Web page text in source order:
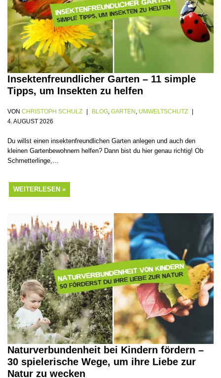
Insektenfreundlicher Garten – 11 simple
Tipps, um Insekten zu helfen
VON CHRISTOPH SCHULZ BLOG GARTEN
UMWELTSCHUTZ
4. AUGUST 2026
Du willst einen insektenfreundlichen Garten anlegen und auch den
kleinen Gartenbewohnern helfen? Dann bist du hier genau richtig! Ob
Schmetterlinge,…
WEITERLESEN »
Naturverbundenheit bei Kindern fördern –
30 spielerische Wege, um ihre Liebe zur
Natur zu wecken